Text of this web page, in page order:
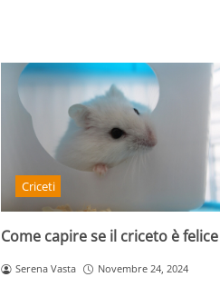
Criceti
Come capire se il criceto è felice
Serena Vasta Novembre 24, 2024